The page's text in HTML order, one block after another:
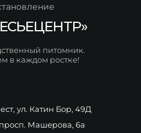
питомник.
в каждом ростке!
ул. Катин Бор, 49Д
Машерова, 6а